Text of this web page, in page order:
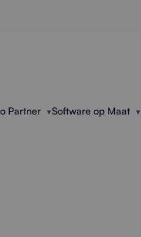
Partner Software op Maat